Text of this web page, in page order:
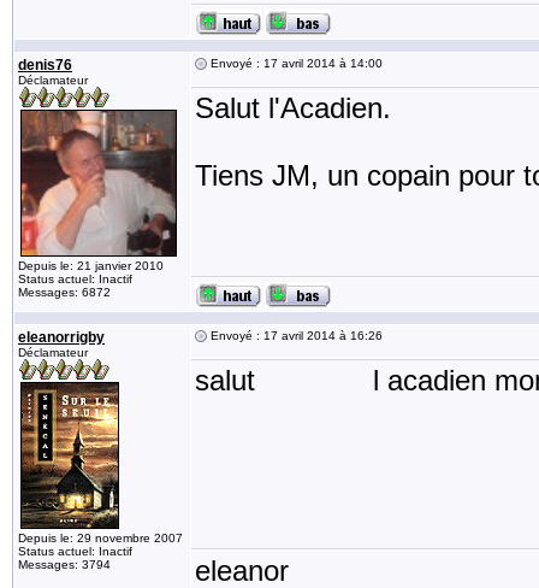
denis76
Déclamateur
Depuis le: 21 janvier 2010
Status actuel: Inactif
Messages: 6872
Envoyé : 17 avril 2014 à 14:00
Salut l'Acadien.
Tiens JM, un copain pour
eleanorrigby
Déclamateur
Depuis le: 29 novembre 2007
Status actuel: Inactif
Messages: 3794
Envoyé : 17 avril 2014 à 16:26
salut l acadien mon
eleanor